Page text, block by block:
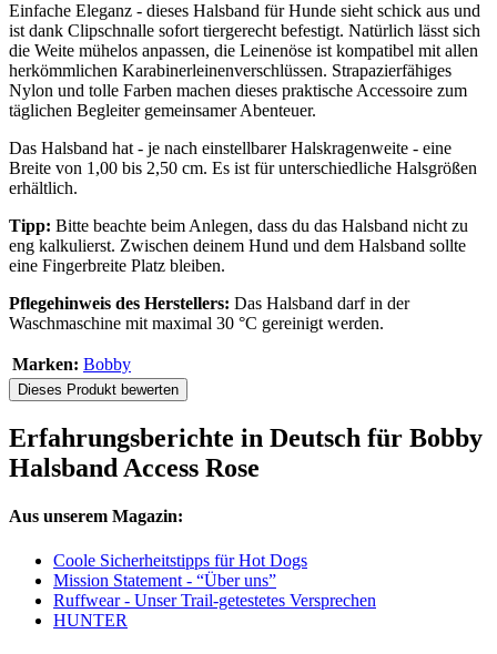
Einfache Eleganz - dieses Halsband für Hunde sieht schick aus und
ist dank Clipschnalle sofort tiergerecht befestigt. Natürlich lässt sich
die Weite mühelos anpassen, die Leinenöse ist kompatibel mit allen
herkömmlichen Karabinerleinenverschlüssen. Strapazierfähiges
Nylon und tolle Farben machen dieses praktische Accessoire zum
täglichen Begleiter gemeinsamer Abenteuer.
Das Halsband hat - je nach einstellbarer Halskragenweite - eine
Breite von 1,00 bis 2,50 cm. Es ist für unterschiedliche Halsgrößen
erhältlich.
Tipp: Bitte beachte beim Anlegen, dass du das Halsband nicht zu
eng kalkulierst. Zwischen deinem Hund und dem Halsband sollte
eine Fingerbreite Platz bleiben.
Pflegehinweis des Herstellers: Das Halsband darf in der
Waschmaschine mit maximal 30 °C gereinigt werden.
Marken: Bobby
Dieses Produkt bewerten
Erfahrungsberichte in Deutsch für Bobby
Halsband Access Rose
Aus unserem Magazin:
Coole Sicherheitstipps für Hot Dogs
Mission Statement - “Über uns”
Ruffwear - Unser Trail-getestetes Versprechen
HUNTER